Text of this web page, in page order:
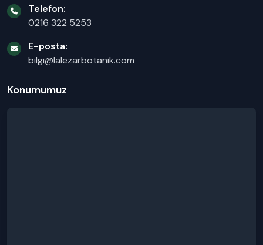
Telefon:
0216 322 5253
E-posta:
bilgi@lalezarbotanik.com
Konumumuz